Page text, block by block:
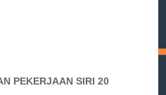
PEKERJAAN SIRI 20